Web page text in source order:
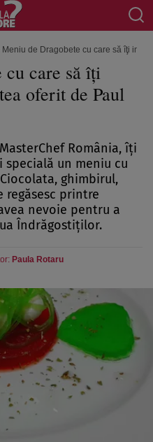
Meniu de Dragobete cu care să îţi
cu care să îţi
oferit de Paul
România, îţi
un meniu cu
ghimbirul,
regăsesc printre
nevoie pentru a
Îndrăgostiţilor.
Paula Rotaru